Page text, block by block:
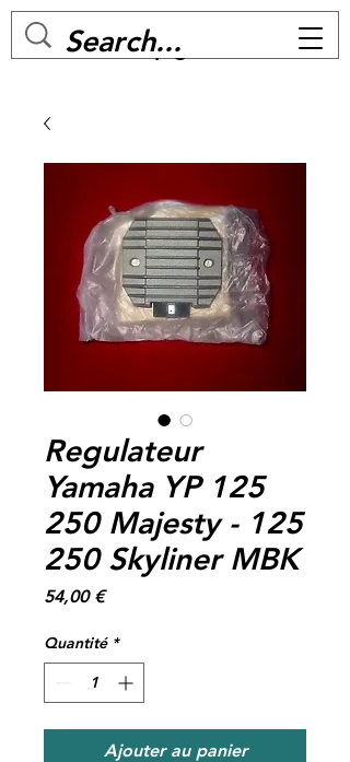
MC BIKE Perpignan
Regulateur
Yamaha YP 125
250 Majesty - 125
250 Skyliner MBK
54,00 €Prix
Quantité *
Ajouter au panier